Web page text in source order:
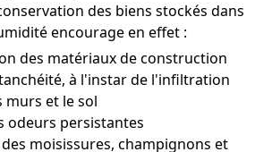
des biens stockés dans
encourage en effet :
des matériaux de construction
à l'instar de l'infiltration
murs et le sol
odeurs persistantes
moisissures, champignons et